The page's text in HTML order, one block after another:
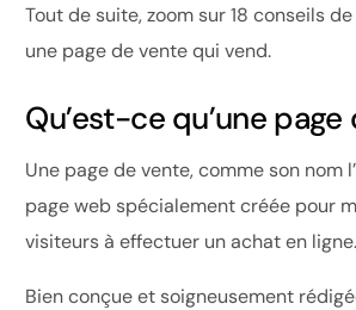
Tout de suite, zoom sur 18 conseils
une page de vente qui vend.
Qu’est-ce qu’une
Une page de vente, comme son nom
page web spécialement créée pour
visiteurs à effectuer un achat en ligne.
Bien conçue et soigneusement